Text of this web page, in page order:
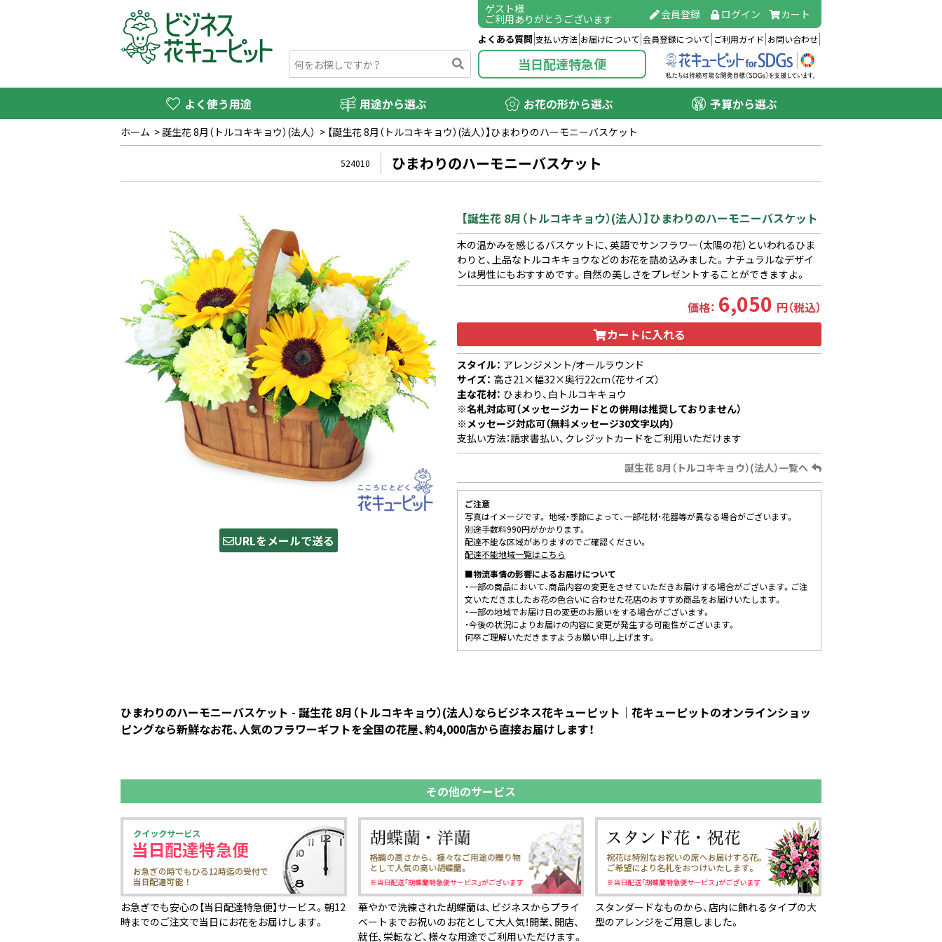
ゲスト様
ご利用ありがとうございます 会員登録 ログイン カート
よくある質問 支払い方法 お届けについて 会員登録について ご利用ガイド お問い合わせ
当日配達特急便
よく使う用途 用途から選ぶ お花の形から選ぶ 予算から選ぶ
ホーム >誕生花 8月（トルコキキョウ）(法人） > 【誕生花 8月（トルコキキョウ）(法人）】ひまわりのハーモニーバスケット
524010 ひまわりのハーモニーバスケット
URLをメールで送る
【誕生花 8月（トルコキキョウ）(法人）】ひまわりのハーモニーバスケット
木の温かみを感じるバスケットに、英語でサンフラワー（太陽の花）といわれるひま
わりと、上品なトルコキキョウなどのお花を詰め込みました。ナチュラルなデザイ
ンは男性にもおすすめです。自然の美しさをプレゼントすることができますよ。
価格： 6,050 円（税込）
カートに入れる
スタイル： アレンジメント/オールラウンド
サイズ： 高さ21×幅32×奥行22cm（花サイズ）
主な花材： ひまわり、白トルコキキョウ
※名札対応可（メッセージカードとの併用は推奨しておりません）
※メッセージ対応可（無料メッセージ30文字以内）
支払い方法：請求書払い、クレジットカードをご利用いただけます
誕生花 8月（トルコキキョウ）(法人）一覧へ
ご注意
写真はイメージです。 地域・季節によって、一部花材・花器等が異なる場合がございます。
別途手数料990円がかかります。
配達不能な区域がありますのでご確認ください。
配達不能地域一覧はこちら
■物流事情の影響によるお届けについて
・一部の商品において、商品内容の変更をさせていただきお届けする場合がございます。ご注
文いただきましたお花の色合いに合わせた花店のおすすめ商品をお届けいたします。
・一部の地域でお届け日の変更のお願いをする場合がございます。
・今後の状況によりお届けの内容に変更が発生する可能性がございます。
何卒ご理解いただきますようお願い申し上げます。
ひまわりのハーモニーバスケット - 誕生花 8月（トルコキキョウ）(法人）ならビジネス花キューピット｜花キューピットのオンラインショッ
ピングなら新鮮なお花、人気のフラワーギフトを全国の花屋、約4,000店から直接お届けします！
その他のサービス
お急ぎでも安心の【当日配達特急便】サービス。朝12
時までのご注文で当日にお花をお届けします。
華やかで洗練された胡蝶蘭は、ビジネスからプライ
ベートまでお祝いのお花として大人気！開業、開店、
就任、栄転など、様々な用途でご利用いただけます。
スタンダードなものから、店内に飾れるタイプの大
型のアレンジをご用意しました。